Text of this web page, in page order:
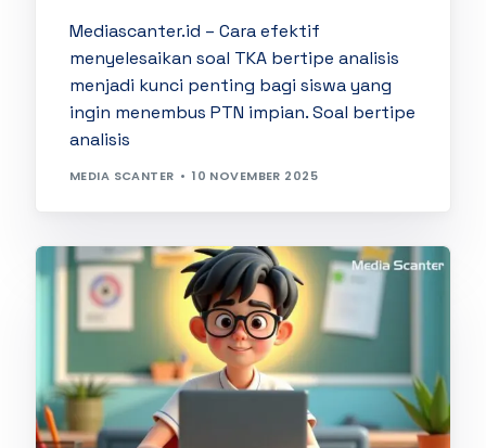
Mediascanter.id – Cara efektif
menyelesaikan soal TKA bertipe analisis
menjadi kunci penting bagi siswa yang
ingin menembus PTN impian. Soal bertipe
analisis
MEDIA SCANTER 10 NOVEMBER 2025